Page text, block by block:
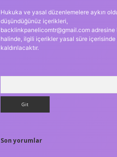
Hukuka ve yasal düzenlemelere aykırı
düşündüğünüz içerikleri,
backlinkpanelicomtr@gmail.comadresine
halinde, ilgili içerikler yasal süre
kaldırılacaktır.
Son yorumlar